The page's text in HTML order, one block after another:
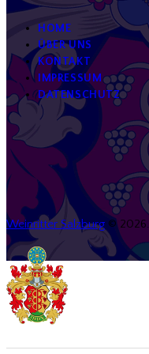
HOME
ÜBER UNS
KONTAKT
IMPRESSUM
DATENSCHUTZ
Weinritter Salzburg © 2026.